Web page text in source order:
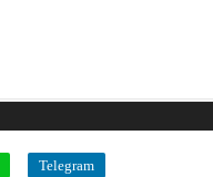
Telegram